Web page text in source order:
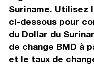
Suriname. Utilisez
ci-dessous pour
du Dollar du
de change BMD à
et le taux de